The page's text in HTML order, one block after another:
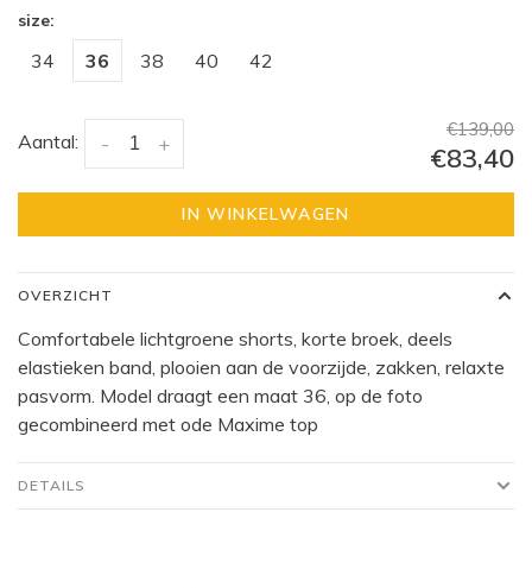
size:
34 36 38 40 42
Aantal: +
-
€139,00
€83,40
IN WINKELWAGEN
OVERZICHT
Comfortabele lichtgroene shorts, korte broek, deels
elastieken band, plooien aan de voorzijde, zakken, relaxte
pasvorm. Model draagt een maat 36, op de foto
gecombineerd met ode Maxime top
DETAILS